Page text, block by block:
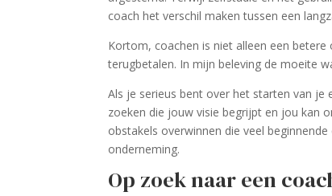
coach het verschil maken tussen een
Kortom, coachen is niet alleen een
terugbetalen. In mijn beleving de moeite
Als je serieus bent over het starten van
zoeken die jouw visie begrijpt en jou kan
obstakels overwinnen die veel
onderneming.
Op zoek naar een